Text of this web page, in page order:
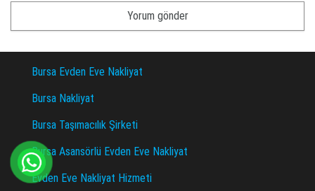
Bursa Evden Eve Nakliyat
Bursa Nakliyat
Bursa Taşımacılık Şirketi
Bursa Asansörlü Evden Eve Nakliyat
Evden Eve Nakliyat Hizmeti